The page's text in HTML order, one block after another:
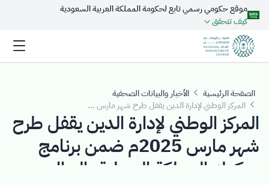
تخطي إلى المحتوى الرئيسي
موقع حكومي رسمي تابع لحكومة المملكة العربية السعودية
كيف تتحقق
الصفحة الرئيسية
الأخبار والبيانات الصحفية
المركز الوطني لإدارة الدين يقفل طرح شهر مارس 2025م ضمن برنامج صكوك المملكة المحلية بالريال السعودي بمبلغ إجمالي قدره (2.640) مليار ريال سعودي
المركز الوطني لإدارة الدين يقفل طرح
شهر مارس 2025م ضمن برنامج
صكوك المملكة المحلية بالريال